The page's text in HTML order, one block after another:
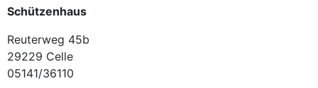
Schützenhaus
Reuterweg 45b
29229 Celle
05141/36110